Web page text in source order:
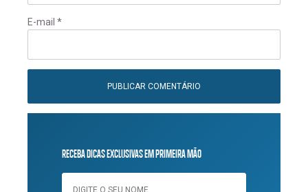
E-mail *
RECEBA DICAS EXCLUSIVAS EM PRIMEIRA MÃO